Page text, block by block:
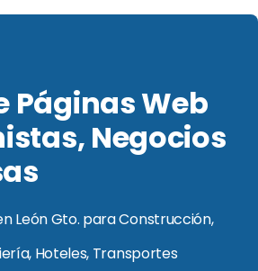
Páginas Web
Negocios
León Gto. para Construcción,
Hoteles, Transportes